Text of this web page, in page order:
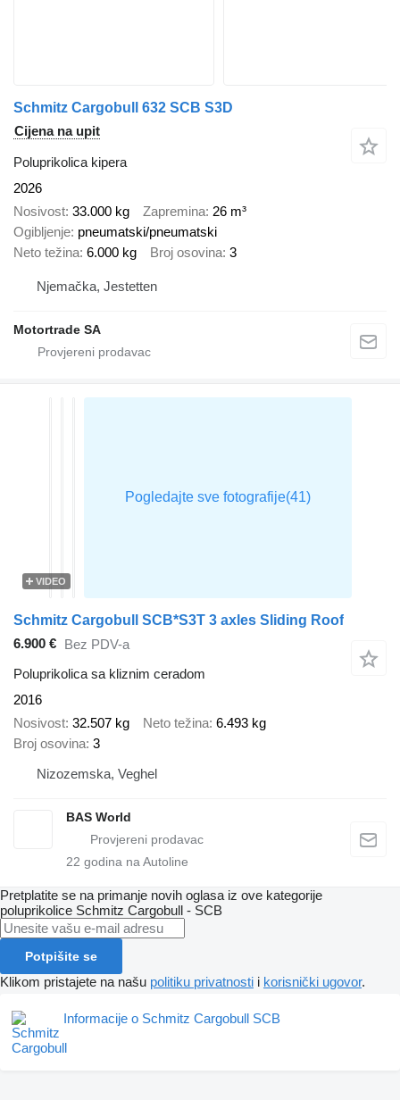
Schmitz Cargobull 632 SCB S3D
Cijena na upit
Poluprikolica kipera
2026
Nosivost 33.000 kg Zapremina 26 m³
Ogibljenje pneumatski/pneumatski
Neto težina 6.000 kg Broj osovina 3
Njemačka, Jestetten
Motortrade SA
VIDEO
Schmitz Cargobull SCB*S3T 3 axles Sliding Roof
6.900 € Bez PDV-a
Poluprikolica sa kliznim ceradom
2016
Nosivost 32.507 kg Neto težina 6.493 kg
Broj osovina 3
Nizozemska, Veghel
BAS World
22 godina na Autoline
Pretplatite se na primanje novih oglasa iz ove kategorije
poluprikolice Schmitz Cargobull - SCB
Potpišite se
Klikom pristajete na našu politiku privatnosti i korisnički ugovor.
Informacije o Schmitz Cargobull SCB